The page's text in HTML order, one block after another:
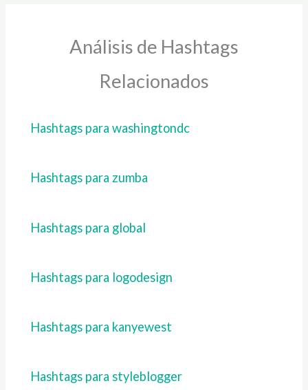
Análisis de Hashtags
Relacionados
Hashtags para washingtondc
Hashtags para zumba
Hashtags para global
Hashtags para logodesign
Hashtags para kanyewest
Hashtags para styleblogger